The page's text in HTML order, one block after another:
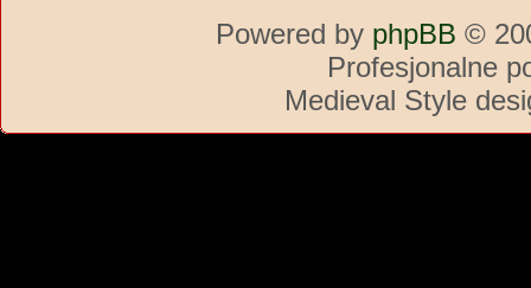
Powered by phpBB ©
Profesjonalne
Medieval Style